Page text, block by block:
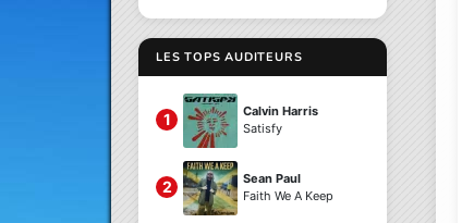
LES TOPS AUDITEURS
1
Calvin Harris
Satisfy
2
Sean Paul
Faith We A Keep